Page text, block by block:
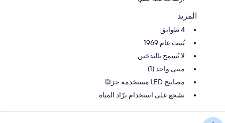
المزيد
4 طوابق
بُنيت عام 1969
لا يُسمح بالتدخين
مبنى واحد (1)
مصابيح LED مستخدمة جزئيًا
نشجع على استخدام برّاد المياه